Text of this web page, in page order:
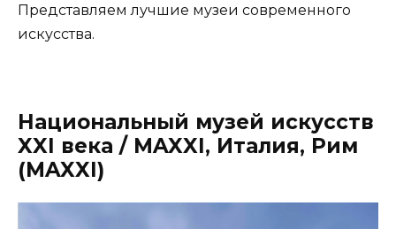
Представляем лучшие музеи современного
искусства.
Национальный музей искусств
XXI века / MAXXI, Италия, Рим
(MAXXI)